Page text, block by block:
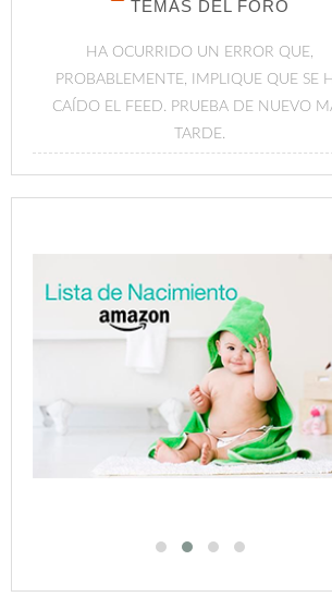
TEMAS DEL FORO
HA OCURRIDO UN ERROR QUE,
PROBABLEMENTE, IMPLIQUE QUE SE
CAÍDO EL FEED. PRUEBA DE NUEVO
TARDE.